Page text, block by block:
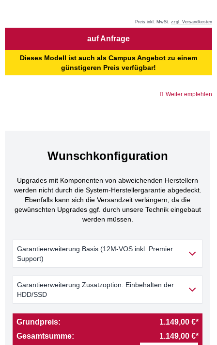
Preis inkl. MwSt. zzgl. Versandkosten
auf Anfrage
Dieses Modell ist auch als Campus Angebot zu einem
günstigeren Preis verfügbar!
Weiter empfehlen
Wunschkonfiguration
Upgrades mit Komponenten von abweichenden Herstellern
werden nicht durch die System-Herstellergarantie abgedeckt.
Ebenfalls kann sich die Versandzeit verlängern, da die
gewünschten Upgrades ggf. durch unsere Technik eingebaut
werden müssen.
Garantieerweiterung Basis (12M-VOS inkl. Premier
Support)
Garantieerweiterung Zusatzoption: Einbehalten der
HDD/SSD
Grundpreis:
1.149,00 €*
Gesamtsumme:
1.149,00 €*